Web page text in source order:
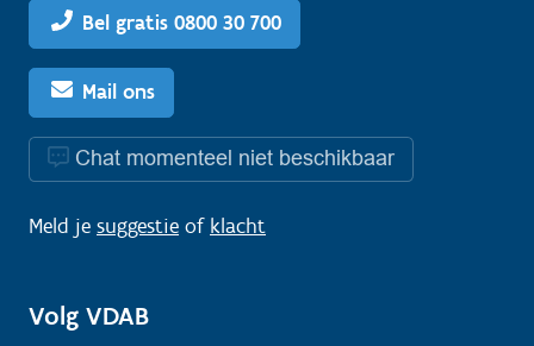
Bel gratis 0800 30 700
Mail ons
Chat momenteel niet beschikbaar
Meld je suggestie of klacht
Volg VDAB